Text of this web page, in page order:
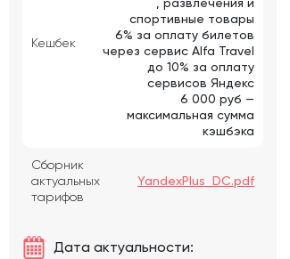
Кешбек
спортивные товары
6% за оплату билетов
через сервис Alfa Travel
до 10% за оплату
сервисов Яндекс
6 000 руб —
максимальная сумма
кэшбэка
Сборник
актуальных
тарифов
YandexPlus_DC.pdf
Дата актуальности: